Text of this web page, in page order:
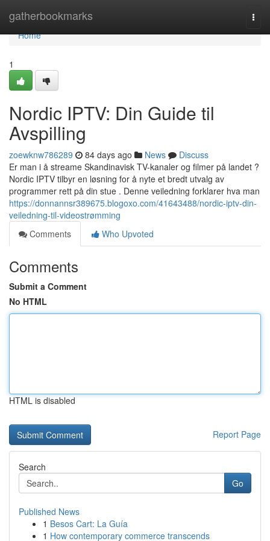
gatherbookmarks
Home
Home
1
Nordic IPTV: Din Guide til
Avspilling
zoewknw786289 84 days ago News
Discuss
Er man i å streame Skandinavisk TV-kanaler og filmer på landet ?
Nordic IPTV tilbyr en løsning for å nyte et bredt utvalg av
programmer rett på din stue . Denne veiledning forklarer hva man
https://donnannsr389675.blogoxo.com/41643488/nordic-iptv-din-
veiledning-til-videostrømming
Comments
Who Upvoted
Comments
Submit a Comment
No HTML
HTML is disabled
Report Page
Search
Go
Published News
1 Besos Cart: La Guía
1 How contemporary commerce transcends